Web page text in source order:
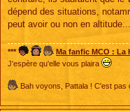
dépend des situations,
peut avoir ou non en altitude...
*** Ma fanfic MCO : La
J'espère qu'elle vous plaira
Bah voyons, Pattala ! C'est pas